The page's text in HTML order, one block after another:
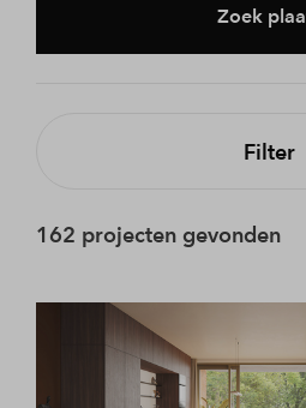
Zoek
Filter
162 projecten gevonden